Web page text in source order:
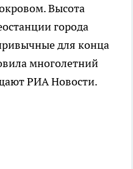
Высота
города
для конца
многолетний
РИА Новости.